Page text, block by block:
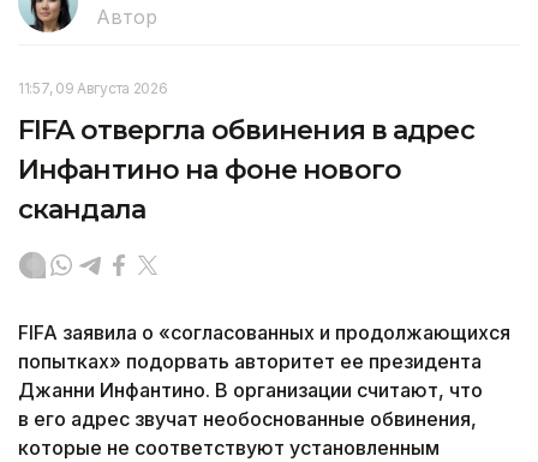
Автор
11:57, 09 Августа 2026
FIFA отвергла обвинения в адрес
Инфантино на фоне нового
скандала
FIFA заявила о «согласованных и продолжающихся
попытках» подорвать авторитет ее президента
Джанни Инфантино. В организации считают, что
в его адрес звучат необоснованные обвинения,
которые не соответствуют установленным